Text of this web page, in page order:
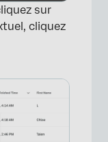
sur
cliquez